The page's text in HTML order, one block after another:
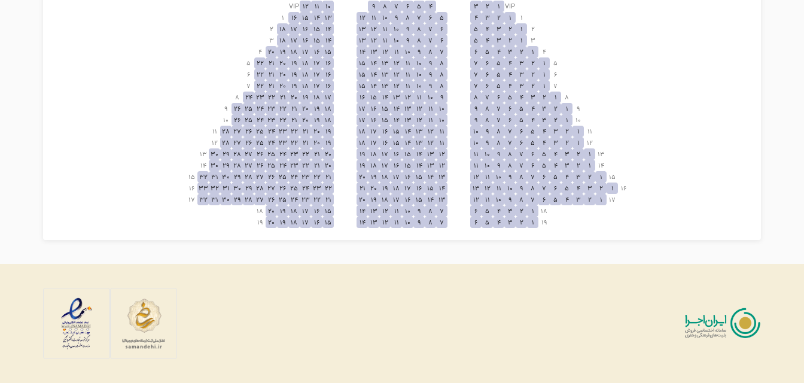
VIP
1
2
3
4
5
6
7
8
9
10
11
12
VIP
1
1
2
3
4
5
6
7
8
9
10
11
12
13
14
15
16
1
2
1
2
3
4
5
6
7
8
9
10
11
12
13
14
15
16
17
18
2
3
1
2
3
4
5
6
7
8
9
10
11
12
13
14
15
16
17
18
3
4
1
2
3
4
5
6
7
8
9
10
11
12
13
14
15
16
17
18
19
20
4
5
1
2
3
4
5
6
7
8
9
10
11
12
13
14
15
16
17
18
19
20
21
22
5
6
1
2
3
4
5
6
7
8
9
10
11
12
13
14
15
16
17
18
19
20
21
22
6
7
1
2
3
4
5
6
7
8
9
10
11
12
13
14
15
16
17
18
19
20
21
22
7
8
1
2
3
4
5
6
7
8
9
10
11
12
13
14
15
16
17
18
19
20
21
22
23
24
8
9
1
2
3
4
5
6
7
8
9
10
11
12
13
14
15
16
17
18
19
20
21
22
23
24
25
26
9
10
1
2
3
4
5
6
7
8
9
10
11
12
13
14
15
16
17
18
19
20
21
22
23
24
25
26
10
11
1
2
3
4
5
6
7
8
9
10
11
12
13
14
15
16
17
18
19
20
21
22
23
24
25
26
27
28
11
12
1
2
3
4
5
6
7
8
9
10
11
12
13
14
15
16
17
18
19
20
21
22
23
24
25
26
27
28
12
13
1
2
3
4
5
6
7
8
9
10
11
12
13
14
15
16
17
18
19
20
21
22
23
24
25
26
27
28
29
30
13
14
1
2
3
4
5
6
7
8
9
10
11
12
13
14
15
16
17
18
19
20
21
22
23
24
25
26
27
28
29
30
14
15
1
2
3
4
5
6
7
8
9
10
11
12
13
14
15
16
17
18
19
20
21
22
23
24
25
26
27
28
29
30
31
32
15
16
1
2
3
4
5
6
7
8
9
10
11
12
13
14
15
16
17
18
19
20
21
22
23
24
25
26
27
28
29
30
31
32
33
16
17
1
2
3
4
5
6
7
8
9
10
11
12
13
14
15
16
17
18
19
20
21
22
23
24
25
26
27
28
29
30
31
32
17
18
1
2
3
4
5
6
7
8
9
10
11
12
13
14
15
16
17
18
19
20
18
19
1
2
3
4
5
6
7
8
9
10
11
12
13
14
15
16
17
18
19
20
19